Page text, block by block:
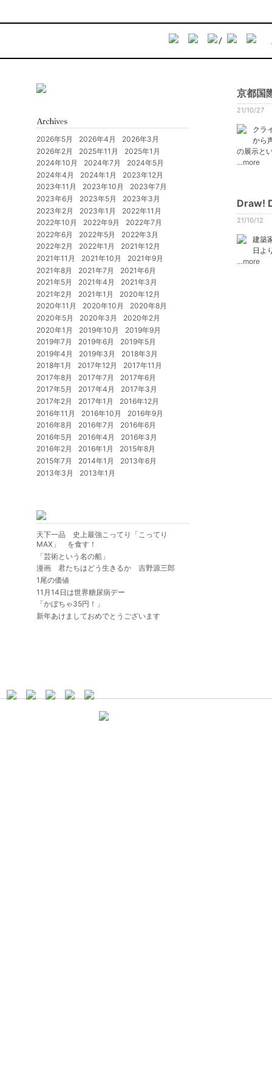
2026年5月 2026年4月
2026年3月
2026年2月
2025年11月
2025年1月
2024年10月
2024年7月
2024年5月
2024年4月
2024年1月
2023年12月
2023年11月
2023年10月
2023年7月
2023年6月
2023年5月
2023年3月
2023年2月
2023年1月
2022年11月
2022年10月
2022年9月
2022年7月
2022年6月
2022年5月
2022年3月
2022年2月
2022年1月
2021年12月
2021年11月
2021年10月
2021年9月
2021年8月
2021年7月
2021年6月
2021年5月
2021年4月
2021年3月
2021年2月
2021年1月
2020年12月
2020年11月
2020年10月
2020年8月
2020年5月
2020年3月
2020年2月
2020年1月
2019年10月
2019年9月
2019年7月
2019年6月
2019年5月
2019年4月
2019年3月
2018年3月
2018年1月
2017年12月
2017年11月
2017年8月
2017年7月
2017年6月
2017年5月
2017年4月
2017年3月
2017年2月
2017年1月
2016年12月
2016年11月
2016年10月
2016年9月
2016年8月
2016年7月
2016年6月
2016年5月
2016年4月
2016年3月
2016年2月
2016年1月
2015年8月
2015年7月
2014年1月
2013年6月
2013年3月
2013年1月
天下一品 史上最強こってり「こってり
MAX」 を食す！
「芸術という名の船」
漫画 君たちはどう生きるか 吉野源三郎
1尾の価値
11月14日は世界糖尿病デー
「かぼちゃ35円！」
新年あけましておめでとうございます
京都国
21/10/27
クラ
から
の展示と
…more
Draw!
21/10/12
建築
日よ
…more